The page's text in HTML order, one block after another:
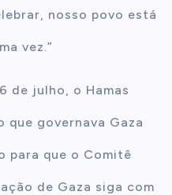
nosso povo está
vez.”
de julho, o Hamas
que governava Gaza
para que o Comitê
de Gaza siga com